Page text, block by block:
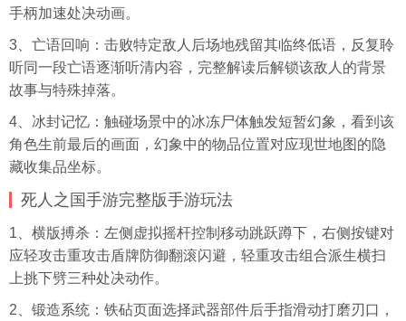
手柄加速处决动画。
3、亡语回响：击败特定敌人后场地残留其临终低语，反复聆
听同一段亡语逐渐听清内容，完整解读后解锁该敌人的背景
故事与特殊掉落。
4、冰封记忆：触碰场景中的冰冻尸体触发短暂幻象，看到该
角色生前最后的画面，幻象中的物品位置对应现世地图的隐
藏收集品坐标。
死人之国手游完整版手游玩法
1、横版搏杀：左侧虚拟摇杆控制移动跳跃蹲下，右侧按键对
应轻攻击重攻击盾牌防御翻滚闪避，轻重攻击组合派生横扫
上挑下劈三种处决动作。
2、锻造系统：铁砧页面选择武器部件后手指滑动打磨刃口，